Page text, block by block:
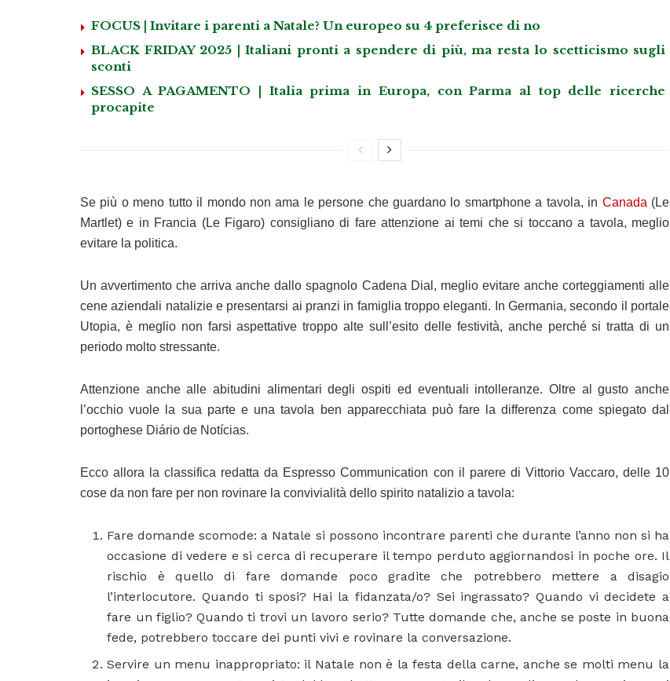
FOCUS | Invitare i parenti a Natale? Un europeo su 4 preferisce di no
BLACK FRIDAY 2025 | Italiani pronti a spendere di più, ma resta lo scetticismo sugli
sconti
SESSO A PAGAMENTO | Italia prima in Europa, con Parma al top delle ricerche
procapite
Se più o meno tutto il mondo non ama le persone che guardano lo smartphone a tavola, in Canada (Le
Martlet) e in Francia (Le Figaro) consigliano di fare attenzione ai temi che si toccano a tavola, meglio
evitare la politica.
Un avvertimento che arriva anche dallo spagnolo Cadena Dial, meglio evitare anche corteggiamenti alle
cene aziendali natalizie e presentarsi ai pranzi in famiglia troppo eleganti. In Germania, secondo il portale
Utopia, è meglio non farsi aspettative troppo alte sull’esito delle festività, anche perché si tratta di un
periodo molto stressante.
Attenzione anche alle abitudini alimentari degli ospiti ed eventuali intolleranze. Oltre al gusto anche
l’occhio vuole la sua parte e una tavola ben apparecchiata può fare la differenza come spiegato dal
portoghese Diário de Notícias.
Ecco allora la classifica redatta da Espresso Communication con il parere di Vittorio Vaccaro, delle 10
cose da non fare per non rovinare la convivialità dello spirito natalizio a tavola:
Fare domande scomode: a Natale si possono incontrare parenti che durante l’anno non si ha
occasione di vedere e si cerca di recuperare il tempo perduto aggiornandosi in poche ore. Il
rischio è quello di fare domande poco gradite che potrebbero mettere a disagio
l’interlocutore. Quando ti sposi? Hai la fidanzata/o? Sei ingrassato? Quando vi decidete a
fare un figlio? Quando ti trovi un lavoro serio? Tutte domande che, anche se poste in buona
fede, potrebbero toccare dei punti vivi e rovinare la conversazione.
Servire un menu inappropriato: il Natale non è la festa della carne, anche se molti menu la